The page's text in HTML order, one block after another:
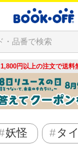
1,800円以上の注文で送料
妖怪 タ